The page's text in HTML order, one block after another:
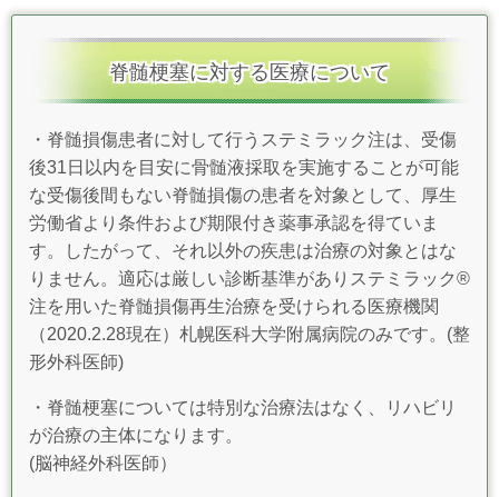
脊髄梗塞に対する医療について
・脊髄損傷患者に対して行うステミラック注は、受傷
後31日以内を目安に骨髄液採取を実施することが可能
な受傷後間もない脊髄損傷の患者を対象として、厚生
労働省より条件および期限付き薬事承認を得ていま
す。したがって、それ以外の疾患は治療の対象とはな
りません。 適応は厳しい診断基準があり ステミラック®
注を用いた脊髄損傷再生治療を受けられる医療機関
（2020.2.28現在） 札幌医科大学附属病院のみです。(整
形外科医師)
・脊髄梗塞については特別な治療法はなく、リハビリ
が治療の主体になります。
(脳神経外科医師）